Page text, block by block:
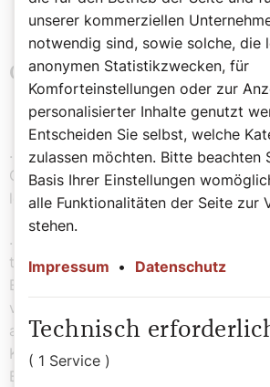
Ordenskleidung: ja oder
... sich die drei „evangelischen Räte“
Ordensgelübde (Armut, Ehelosigkeit,
letztlich auf „Ratschläge“ Jesu
... viele Ordensleute eine
tragen? Der Habit ist damit das
Erkennungsmerkmal von
vom lateinischen „habitus“, das
aber auch Kleidung bedeutet. Auch
Kutte, Ordenstracht oder Ordenskleid
Begriffe. Die Farben und Schnitte
unserer kommerziellen
notwendig sind, sowie solche, die
anonymen Statistikzwecken, für
Komforteinstellungen oder zur
personalisierter Inhalte genutzt
Entscheiden Sie selbst, welche
zulassen möchten. Bitte beachten
Basis Ihrer Einstellungen
alle Funktionalitäten der Seite zur
stehen.
Impressum • Datenschutz
Technisch
( 1 Service )